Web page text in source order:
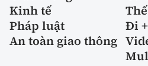
Kinh tế
Pháp luật
Đi
An toàn giao thông